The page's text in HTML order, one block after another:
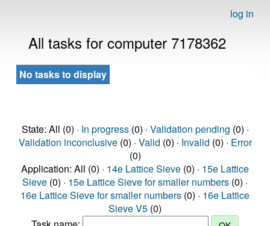
log in
All tasks for computer 7178362
No tasks to display
State: All (0) · In progress(0) · Validation pending (0) ·
Validation inconclusive(0) · Valid (0) · Invalid (0) · Error
(0)
Application: All (0) · 14e Lattice Sieve (0) · 15e Lattice
Sieve (0) · 15e Lattice Sieve for smaller numbers (0) ·
16e Lattice Sieve for smaller numbers (0) · 16e Lattice
Sieve V5 (0)